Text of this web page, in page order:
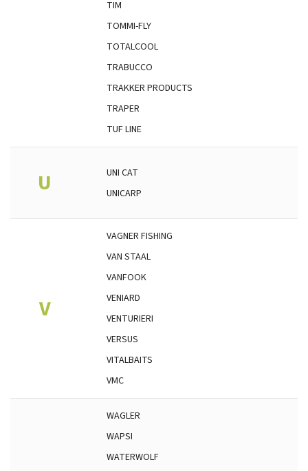
TIM
TOMMI-FLY
TOTALCOOL
TRABUCCO
TRAKKER PRODUCTS
TRAPER
TUF LINE
U
UNI CAT
UNICARP
V
VAGNER FISHING
VAN STAAL
VANFOOK
VENIARD
VENTURIERI
VERSUS
VITALBAITS
VMC
WAGLER
WAPSI
WATERWOLF